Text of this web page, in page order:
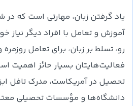
یاد گرفتن زبان، مهارتی است که
آموزش و تعامل با افراد دیگر نیاز
رو، تسلط بر زبان، برای تعامل
فعالیت‌هایتان بسیار حائز اهمیت
تحصیل در آمریکاست، مدرک تافل
دانشگاه‌ها و مؤسسات تحصیلی